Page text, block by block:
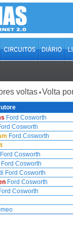
voltas •Volta
Ford Cosworth
Cosworth
Ford Cosworth
Ford Cosworth
Ford Cosworth
Ford Cosworth
Ford Cosworth
Cosworth